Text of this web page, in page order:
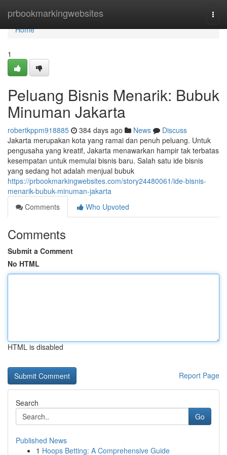
prbookmarkingwebsites
Home
Home
1
Peluang Bisnis Menarik: Bubuk
Minuman Jakarta
robertkppm918885 384 days ago News
Discuss
Jakarta merupakan kota yang ramai dan penuh peluang. Untuk
pengusaha yang kreatif, Jakarta menawarkan hampir tak terbatas
kesempatan untuk memulai bisnis baru. Salah satu ide bisnis
yang sedang hot adalah menjual bubuk
https://prbookmarkingwebsites.com/story24480061/ide-bisnis-
menarik-bubuk-minuman-jakarta
Comments
Who Upvoted
Comments
Submit a Comment
No HTML
HTML is disabled
Report Page
Search
Go
Published News
1 Hoops Betting: A Comprehensive Guide